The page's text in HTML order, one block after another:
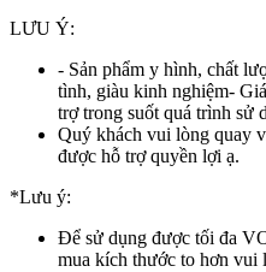
LƯU Ý:
- Sản phẩm y hình, chất
tình, giàu kinh nghiệm-
trợ trong suốt quá trình sử
Quý khách vui lòng quay
được hỗ trợ quyền lợi ạ.
*Lưu ý:
Để sử dụng được tối đa
mua kích thước to hơn vui